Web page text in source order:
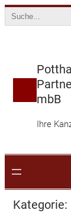
Search
mbB
Ihre
Kategorie: